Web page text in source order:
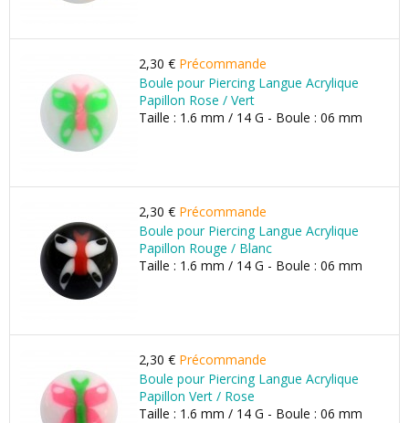
2,30 € Précommande
Boule pour Piercing Langue Acrylique
Papillon Rose / Vert
Taille : 1.6 mm / 14 G - Boule : 06 mm
2,30 € Précommande
Boule pour Piercing Langue Acrylique
Papillon Rouge / Blanc
Taille : 1.6 mm / 14 G - Boule : 06 mm
2,30 € Précommande
Boule pour Piercing Langue Acrylique
Papillon Vert / Rose
Taille : 1.6 mm / 14 G - Boule : 06 mm